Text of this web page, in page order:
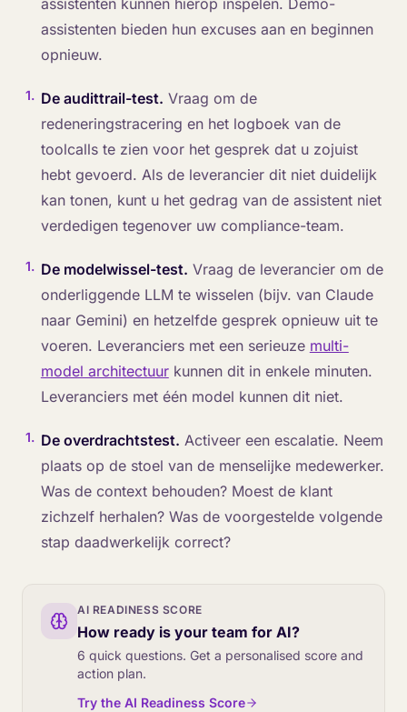
assistenten kunnen hierop inspelen. Demo-
assistenten bieden hun excuses aan en beginnen
opnieuw.
1. De audittrail-test. Vraag om de
redeneringstracering en het logboek van de
toolcalls te zien voor het gesprek dat u zojuist
hebt gevoerd. Als de leverancier dit niet duidelijk
kan tonen, kunt u het gedrag van de assistent niet
verdedigen tegenover uw compliance-team.
1. De modelwissel-test. Vraag de leverancier om de
onderliggende LLM te wisselen (bijv. van Claude
naar Gemini) en hetzelfde gesprek opnieuw uit te
voeren. Leveranciers met een serieuze multi-
model architectuurkunnen dit in enkele minuten.
Leveranciers met één model kunnen dit niet.
1. De overdrachtstest. Activeer een escalatie. Neem
plaats op de stoel van de menselijke medewerker.
Was de context behouden? Moest de klant
zichzelf herhalen? Was de voorgestelde volgende
stap daadwerkelijk correct?
AI READINESS SCORE
How ready is your team for AI?
6 quick questions. Get a personalised score and
action plan.
Try the AI Readiness Score